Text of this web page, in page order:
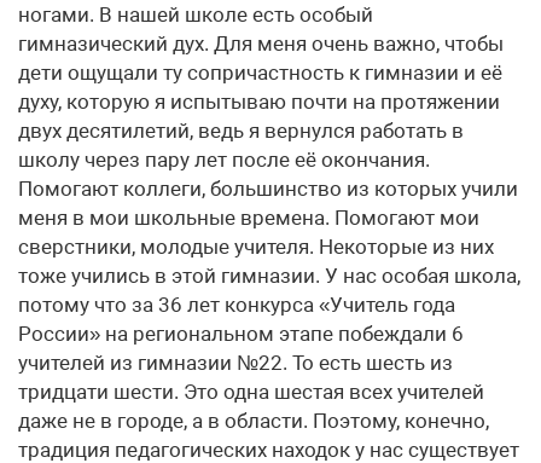
ногами. В нашей школе есть особый
гимназический дух. Для меня очень важно, чтобы
дети ощущали ту сопричастность к гимназии и её
духу, которую я испытываю почти на протяжении
двух десятилетий, ведь я вернулся работать в
школу через пару лет после её окончания.
Помогают коллеги, большинство из которых учили
меня в мои школьные времена. Помогают мои
сверстники, молодые учителя. Некоторые из них
тоже учились в этой гимназии. У нас особая школа,
потому что за 36 лет конкурса «Учитель года
России» на региональном этапе побеждали 6
учителей из гимназии №22. То есть шесть из
тридцати шести. Это одна шестая всех учителей
даже не в городе, а в области. Поэтому, конечно,
традиция педагогических находок у нас существует